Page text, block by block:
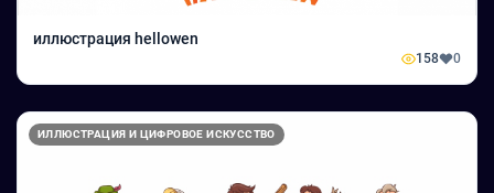
иллюстрация hellowen
158 0
ИЛЛЮСТРАЦИЯ И ЦИФРОВОЕ ИСКУССТВО